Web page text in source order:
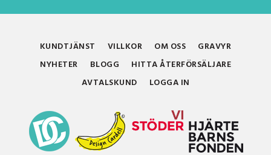
KUNDTJÄNST VILLKOR OM OSS
GRAVYR
NYHETER
BLOGG
HITTA ÅTERFÖRSÄLJARE
AVTALSKUND
LOGGA IN